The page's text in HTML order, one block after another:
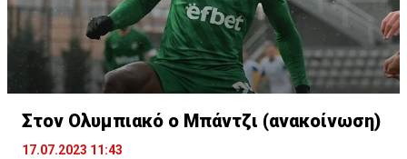
Στον Ολυμπιακό ο Μπάντζι (ανακοίνωση)
17.07.2023 11:43